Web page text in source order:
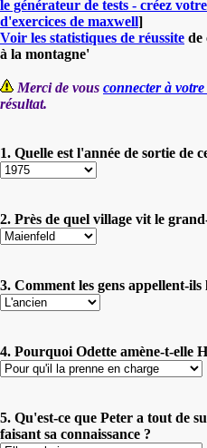
le générateur de tests - créez
d'exercices de maxwell]
Voir les statistiques de réussite de
à la montagne'
Merci de vous connecter à votre
résultat.
1. Quelle est l'année de sortie de
2. Près de quel village vit le
3. Comment les gens appellent-
4. Pourquoi Odette amène-t-elle
5. Qu'est-ce que Peter a tout de
faisant sa connaissance ?